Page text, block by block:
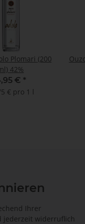
Plomari (200
42%
€ *
€ pro 1 l
Ihrer
jederzeit widerruflich